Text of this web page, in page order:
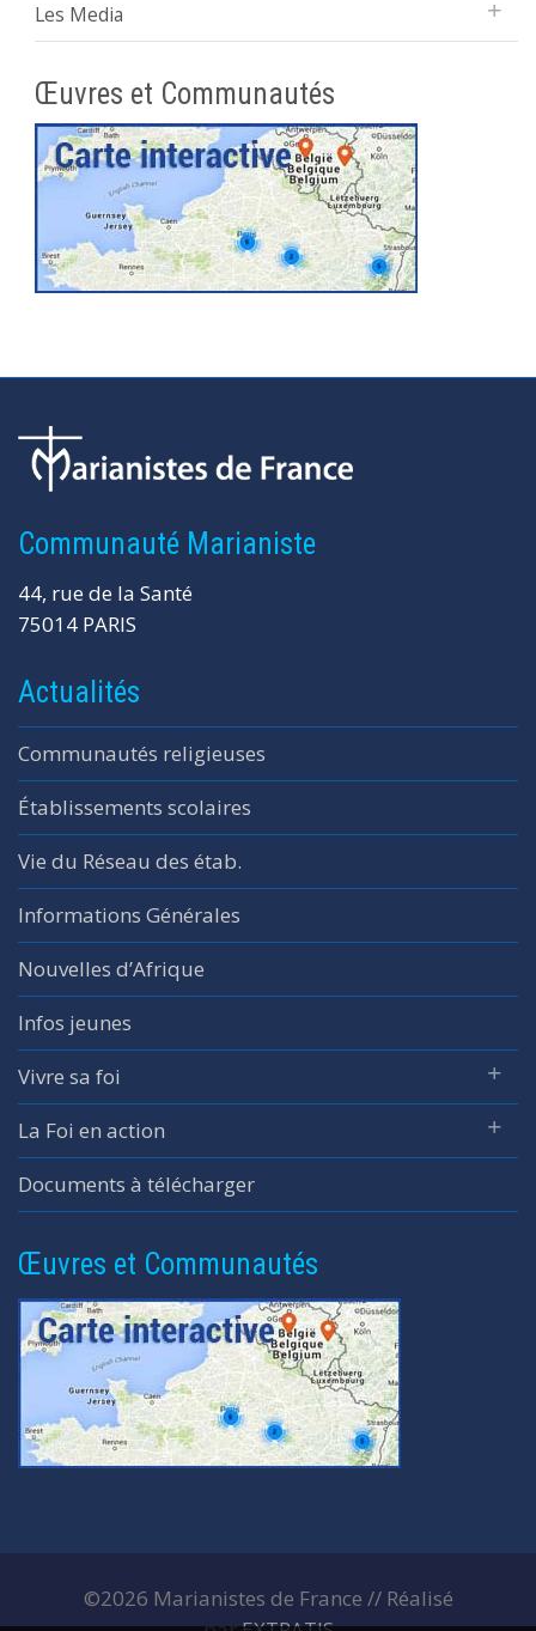
Les Media
Œuvres et Communautés
Communauté Marianiste
44, rue de la Santé
75014 PARIS
Actualités
Communautés religieuses
Établissements scolaires
Vie du Réseau des étab.
Informations Générales
Nouvelles d’Afrique
Infos jeunes
Vivre sa foi
La Foi en action
Documents à télécharger
Œuvres et Communautés
©2026 Marianistes de France // Réalisé